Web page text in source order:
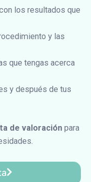
los resultados que
y las
que tengas acerca
y después de tus
de valoración para